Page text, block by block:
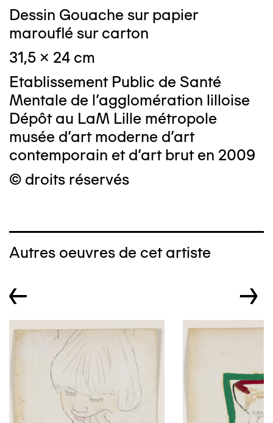
Dessin Gouache sur papier
marouflé sur carton
31,5 x 24 cm
Etablissement Public de Santé
Mentale de l'agglomération lilloise
Dépôt au LaM Lille métropole
musée d’art moderne d’art
contemporain et d’art brut en 2009
© droits réservés
Autres oeuvres de cet artiste
← →